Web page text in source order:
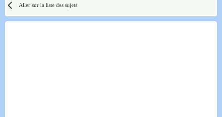
Aller sur la liste des sujets